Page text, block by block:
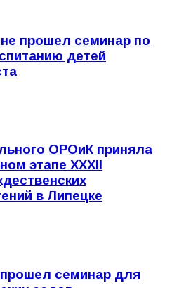
прошел семинар по
детей
ОРОиК приняла
этапе XXXII
в Липецке
семинар для